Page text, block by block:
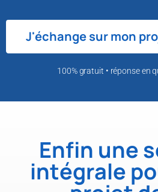
J'échange sur mon
100% gratuit • réponse en
Enfin une
intégrale